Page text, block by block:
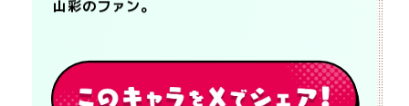
山彩のファン。